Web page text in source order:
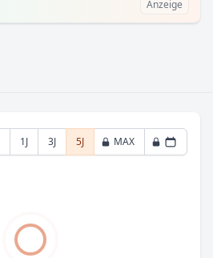
Anzeige
1J 3J 5J MAX